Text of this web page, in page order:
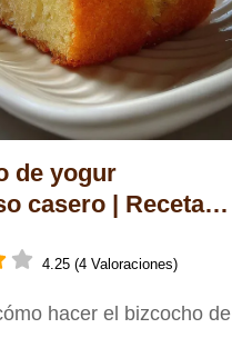
de yogur
casero | Receta
4.25 (4 Valoraciones)
hacer el bizcocho de